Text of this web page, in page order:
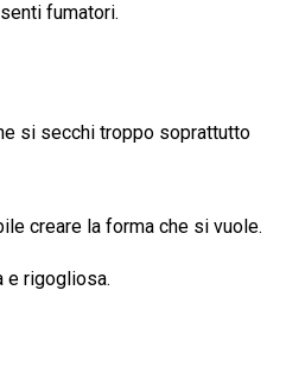
fumatori.
si secchi troppo soprattutto
creare la forma che si vuole.
e rigogliosa.